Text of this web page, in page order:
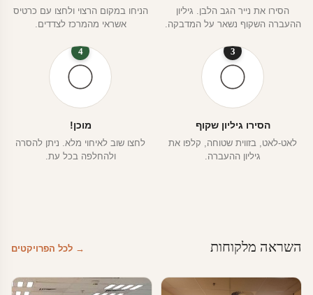
הסירו את נייר הגב הלבן. גיליון
ההעברה השקוף נשאר על המדבקה.
הניחו במקום הרצוי ולחצו עם כרטיס
אשראי מהמרכז לצדדים.
3
הסירו גיליון שקוף
לאט-לאט, בזווית שטוחה, קלפו את
גיליון ההעברה.
4
מוכן!
לחצו שוב לאיחוי מלא. ניתן להסרה
ולהחלפה בכל עת.
השראה מלקוחות → לכל הפרויקטים